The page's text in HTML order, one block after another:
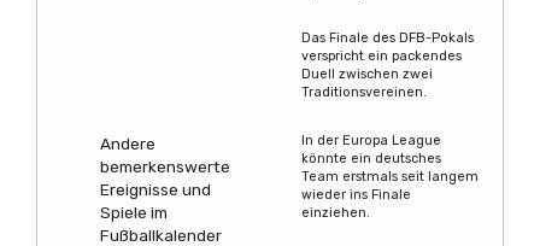
Andere
bemerkenswerte
Ereignisse und
Spiele im
Fußballkalender
Das Finale des DFB-Pokals
verspricht ein packendes
Duell zwischen zwei
Traditionsvereinen.
In der Europa League
könnte ein deutsches
Team erstmals seit langem
wieder ins Finale
einziehen.